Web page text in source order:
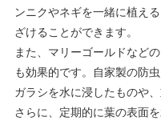
ンニクやネギを一緒に植え
ざけることができます。
また、マリーゴールドなど
も効果的です。自家製の防
ガラシを水に浸したものや
さらに、定期的に葉の表面